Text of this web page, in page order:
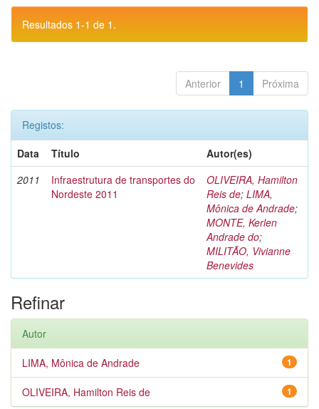
Resultados 1-1 de 1.
Anterior 1 Próxima
Registos:
Data
Título
Autor(es)
2011
Infraestrutura de transportes do
Nordeste 2011
OLIVEIRA, Hamilton
Reis de; LIMA,
Mônica de Andrade;
MONTE, Kerlen
Andrade do;
MILITÃO, Vivianne
Benevides
Refinar
Autor
1
LIMA, Mônica de Andrade
1
OLIVEIRA, Hamilton Reis de